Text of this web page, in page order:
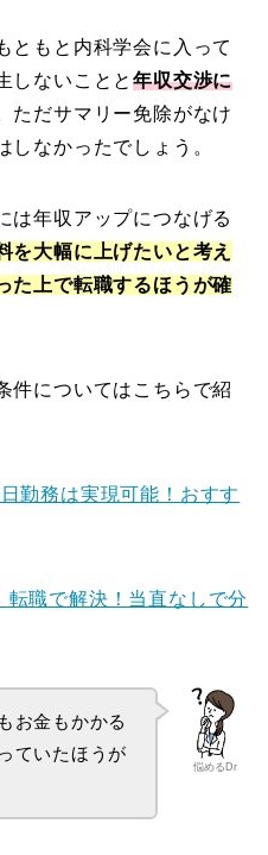
ともと内科学会に入って
しないことと年収交渉に
ただサマリー免除がなけ
しなかったでしょう。
は年収アップにつなげる
を大幅に上げたいと考え
た上で転職するほうが確
件についてはこちらで紹
勤務は実現可能！おすす
転職で解決！当直なしで分
悩めるDr
お金もかかる
ていたほうが